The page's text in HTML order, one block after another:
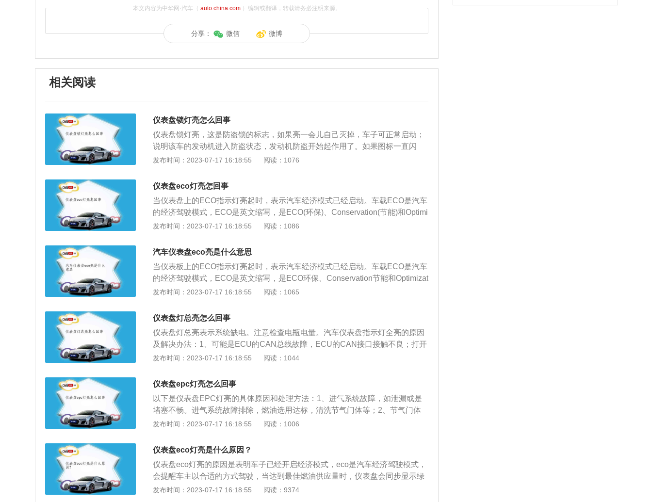
本文内容为中华网·汽车（ auto.china.com）编辑或翻译，转载请务必注明来源。
分享： 微信 微博
相关阅读
仪表盘锁灯亮怎么回事
仪表盘锁灯亮，这是防盗锁的标志，如果亮一会儿自己灭掉，车子可正常启动；
说明该车的发动机进入防盗状态，发动机防盗开始起作用了。如果图标一直闪
烁，或者常亮不灭，无法着车，说明钥匙不匹配，需要匹配芯片。汽车防盗系
钥匙、电子控制电路、报警装置和执行机构等组成。汽车大部分控制系统都由电
子单元控制，喷油系统、点火系统、刹车系统等等。发动机防盗的技术无非就是
在解锁之前把这些系统都关闭或者置于不工作状态。如果对方强行启动发动机中
的启动机马达，EFI系统也不喷油，点火系统也不工作，自然就不能着车。指示
灯常亮不灭，无法着车代表着防盗系统锁死了，需要去4s店解除。该标志是说明
匙，解除防盗，就可以启动了！
发布时间：2023-07-17 16:18:55 阅读：1076
仪表盘eco灯亮怎回事
当仪表盘上的ECO指示灯亮起时，表示汽车经济模式已经启动。车载ECO是汽车
的经济驾驶模式，ECO是英文缩写，是ECO(环保)、Conservation(节能)和Optimi
zation(动力)的组合。环保驾驶模式也分为主动环保驾驶模式和非主动环保驾驶模
在车速超过20km/h时实时评估驾驶员的驾驶行为是否符合绿色驾驶，如果是相对
经济的驾驶操作，ECO的指示灯会亮起，而如果是进取、节油的驾驶行为，则不
显示指示灯，其功能仅作为提示，不会影响车辆的状态表现。主动经济运行模式
有一个开关。驾驶员触发开关后，即使加速踏板更加激进，车辆仍然保持非常平
缓的加速状态，车辆很难达到较高的发动机转速。即使车速超过经济车速后将油
应的敏感度，根据节油模式更多地控制车辆的加速和驾驶状态。此外，eco模式
通常会在以下情况下失败:当车速超过120km/h时，此时汽车会考虑车速，eco模
式会自动失效。当以怠速或N/P档和手动模式停车时，eco也可能出现故障。当需
车辆，eco模式也不会工作。
发布时间：2023-07-17 16:18:55 阅读：1086
汽车仪表盘eco亮是什么意思
当仪表板上的ECO指示灯亮起时，表示汽车经济模式已经启动。车载ECO是汽车
的经济驾驶模式，ECO是英文缩写，是ECO环保、Conservation节能和Optimizat
ion动力的组合。环保驾驶模式也分为主动环保驾驶模式和非主动环保驾驶模式。
速超过20km/h时实时评估驾驶员的驾驶行为是否符合绿色驾驶，如果是相对经济
的驾驶操作，ECO的指示灯会亮起，而如果是进取、节油的驾驶行为，则不显示
指示灯，其功能仅作为提示，不会影响车辆的状态表现。主动经济运行模式有一
个开关。驾驶员触发开关后，即使加速踏板更加激进，车辆仍然保持非常平缓的
加速状态，车辆很难达到较高的发动机转速。即使车速超过经济车速后将油门踏
敏感度，根据节油模式更多地控制车辆的加速和驾驶状态。
发布时间：2023-07-17 16:18:55 阅读：1065
仪表盘灯总亮怎么回事
仪表盘灯总亮表示系统缺电。注意检查电瓶电量。汽车仪表盘指示灯全亮的原因
及解决办法：1、可能是ECU的CAN总线故障，ECU的CAN接口接触不良；打开
吹一吹灰，重新连接一下。2、污垢和积碳过多，空气流通异常，无法准确控制
清理一下，保证空气流通正常。3、燃油压力低加上恒压性能差导致系统雾化水
平低，造成汽车不易启动；需要及时去4s维修店找专业维修人员维修。汽车仪表
盘是反映车辆各系统工作状况的装置。不同汽车的仪表不尽相同。但是一般汽车
的常规仪表有车速里程表、转速表、机油压力表、水温表、燃油表、充电表等。
仪表盘instrumentpanel，用于安装仪表及有关装置的刚性平板或结构件。按型式
发布时间：2023-07-17 16:18:55 阅读：1044
仪表盘epc灯亮怎么回事
以下是仪表盘EPC灯亮的具体原因和处理方法：1、进气系统故障，如泄漏或是
堵塞不畅。进气系统故障排除，燃油选用达标，清洗节气门体等；2、节气门体
脏污，或积碳过多，清除相关部位积碳并清洗；3、ECU故障，重新刷写ECU相
机管理系统故障，这样的状况时常会伴着车辆怠速不稳还有发动机冷启动发抖震
动等状况。大多数是因为国内的油品质量和用车环境较脏而引起，这样的状况下
应该立刻开到修理服务店实行检查修理。
发布时间：2023-07-17 16:18:55 阅读：1006
仪表盘eco灯亮是什么原因？
仪表盘eco灯亮的原因是表明车子已经开启经济模式，eco是汽车经济驾驶模式，
会提醒车主以合适的方式驾驶，当达到最佳燃油供应量时，仪表盘会同步显示绿
色的eco字样。如果大力踩下油门踏板加速或者遇到爬坡路段，eco字样就会消
发布时间：2023-07-17 16:18:55 阅读：9374
响；<&list>3.稳定器的转向胶套和球头